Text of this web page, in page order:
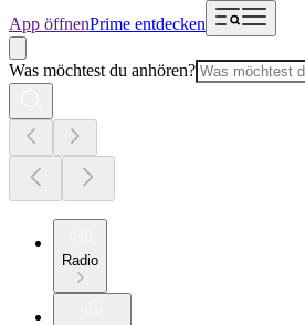
App öffnenPrime entdecken
Was möchtest du anhören?
Radio